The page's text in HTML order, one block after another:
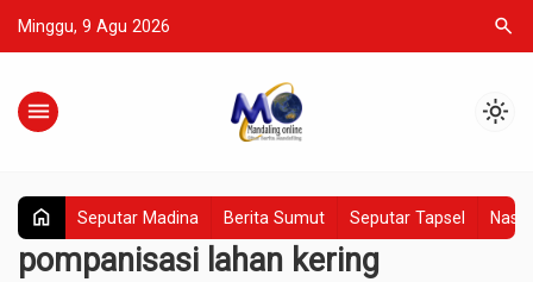
Minggu, 9 Agu 2026 search
menu light_mode
home Seputar Madina Berita Sumut Seputar Tapsel
pompanisasi lahan kering